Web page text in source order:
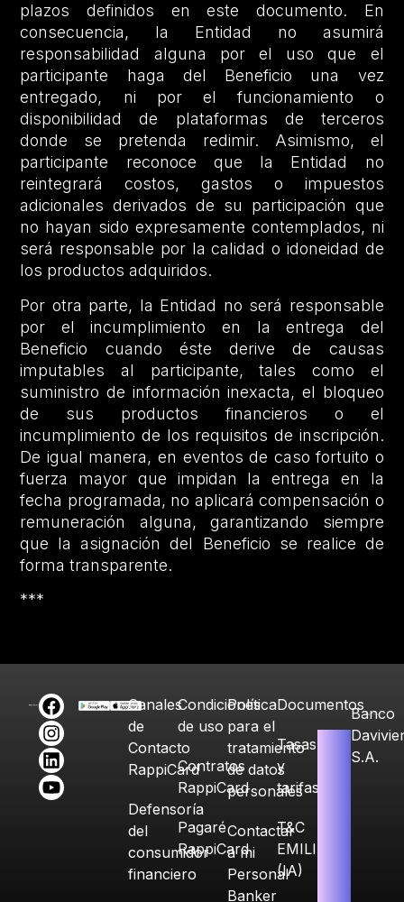
plazos definidos en este documento. En
consecuencia, la Entidad no asumirá
responsabilidad alguna por el uso que el
participante haga del Beneficio una vez
entregado, ni por el funcionamiento o
disponibilidad de plataformas de terceros
donde se pretenda redimir. Asimismo, el
participante reconoce que la Entidad no
reintegrará costos, gastos o impuestos
adicionales derivados de su participación que
no hayan sido expresamente contemplados, ni
será responsable por la calidad o idoneidad de
los productos adquiridos.
Por otra parte, la Entidad no será responsable
por el incumplimiento en la entrega del
Beneficio cuando éste derive de causas
imputables al participante, tales como el
suministro de información inexacta, el bloqueo
de sus productos financieros o el
incumplimiento de los requisitos de inscripción.
De igual manera, en eventos de caso fortuito o
fuerza mayor que impidan la entrega en la
fecha programada, no aplicará compensación o
remuneración alguna, garantizando siempre
que la asignación del Beneficio se realice de
forma transparente.
***
Canales
de
Contacto
RappiCard
Defensoría
del
consumidor
financiero
Condiciones
de uso
Contratos
RappiCard
Pagaré
RappiCard
Política
para el
tratamiento
de datos
personales
Contactar
a mi
Personal
Banker
Documentos
Tasas
y
tarifas
T&C
EMILIA
(IA)
Banco
S.A.